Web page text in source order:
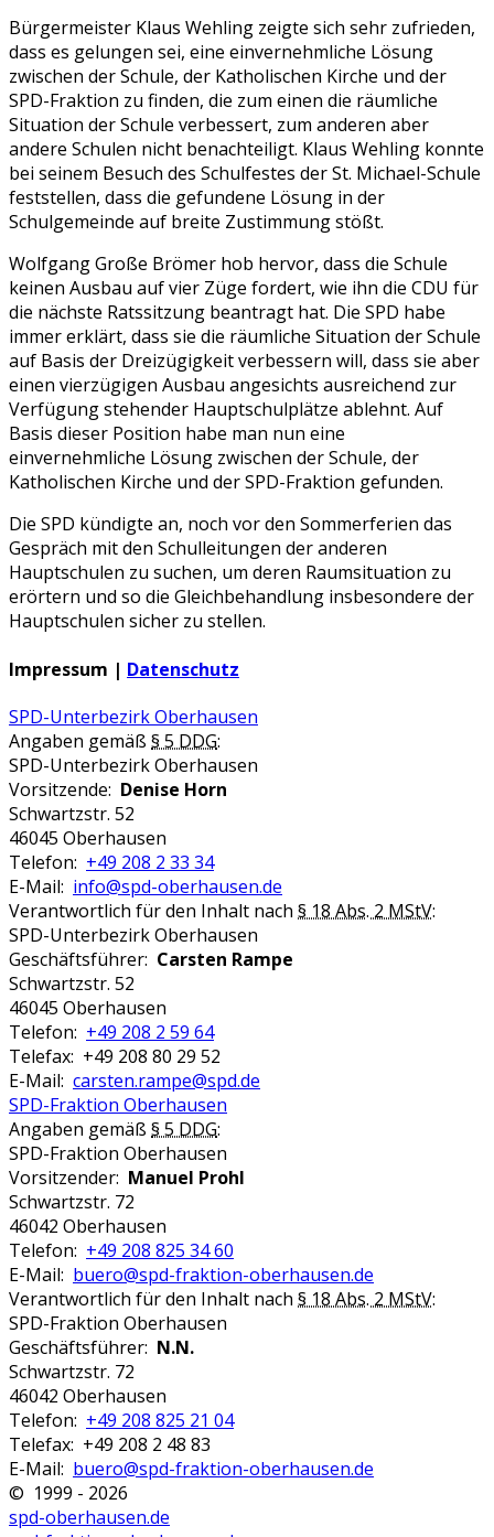
Bürgermeister Klaus Wehling zeigte sich sehr zufrieden,
dass es gelungen sei, eine einvernehmliche Lösung
zwischen der Schule, der Katholischen Kirche und der
SPD-Fraktion zu finden, die zum einen die räumliche
Situation der Schule verbessert, zum anderen aber
andere Schulen nicht benachteiligt. Klaus Wehling konnte
bei seinem Besuch des Schulfestes der St. Michael-Schule
feststellen, dass die gefundene Lösung in der
Schulgemeinde auf breite Zustimmung stößt.
Wolfgang Große Brömer hob hervor, dass die Schule
keinen Ausbau auf vier Züge fordert, wie ihn die CDU für
die nächste Ratssitzung beantragt hat. Die SPD habe
immer erklärt, dass sie die räumliche Situation der Schule
auf Basis der Dreizügigkeit verbessern will, dass sie aber
einen vierzügigen Ausbau angesichts ausreichend zur
Verfügung stehender Hauptschulplätze ablehnt. Auf
Basis dieser Position habe man nun eine
einvernehmliche Lösung zwischen der Schule, der
Katholischen Kirche und der SPD-Fraktion gefunden.
Die SPD kündigte an, noch vor den Sommerferien das
Gespräch mit den Schulleitungen der anderen
Hauptschulen zu suchen, um deren Raumsituation zu
erörtern und so die Gleichbehandlung insbesondere der
Hauptschulen sicher zu stellen.
Impressum | Datenschutz
SPD-Unterbezirk Oberhausen
Angaben gemäß § 5 DDG:
SPD-Unterbezirk Oberhausen
Vorsitzende: Denise Horn
Schwartzstr. 52
46045 Oberhausen
Telefon: +49 208 2 33 34
E-Mail: info@spd-oberhausen.de
Verantwortlich für den Inhalt nach § 18 Abs. 2 MStV:
SPD-Unterbezirk Oberhausen
Geschäftsführer: Carsten Rampe
Schwartzstr. 52
46045 Oberhausen
Telefon: +49 208 2 59 64
Telefax: +49 208 80 29 52
E-Mail: carsten.rampe@spd.de
SPD-Fraktion Oberhausen
Angaben gemäß § 5 DDG:
SPD-Fraktion Oberhausen
Vorsitzender: Manuel Prohl
Schwartzstr. 72
46042 Oberhausen
Telefon: +49 208 825 34 60
E-Mail: buero@spd-fraktion-oberhausen.de
Verantwortlich für den Inhalt nach § 18 Abs. 2 MStV:
SPD-Fraktion Oberhausen
Geschäftsführer: N.N.
Schwartzstr. 72
46042 Oberhausen
Telefon: +49 208 825 21 04
Telefax: +49 208 2 48 83
E-Mail: buero@spd-fraktion-oberhausen.de
© 1999 - 2026
spd-oberhausen.de